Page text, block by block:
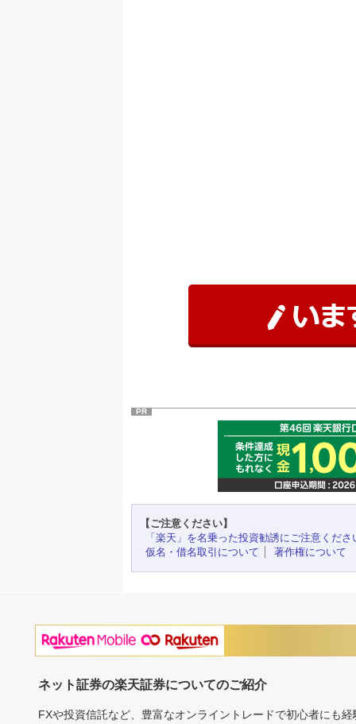
PR
【ご注意ください】
「楽天」を名乗った投資勧誘にご注意くださ
仮名・借名取引について
著作権について
ネット証券の楽天証券についてのご紹介
FXや投資信託など、豊富なオンライントレードで初心者にも